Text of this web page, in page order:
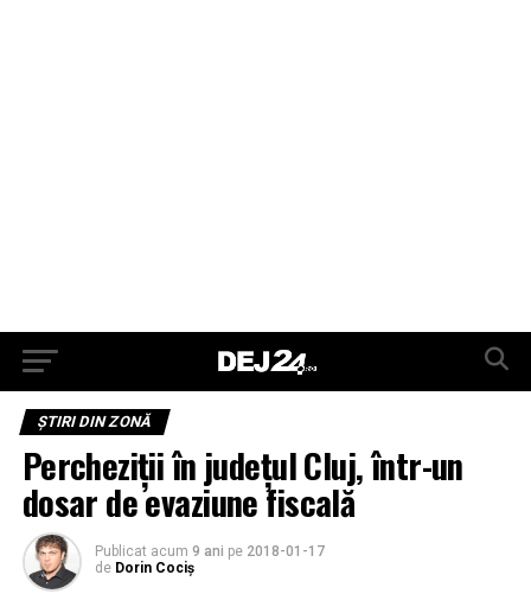
ŞTIRI DIN ZONĂ
Percheziții în județul Cluj, într-un
dosar de evaziune fiscală
Publicat acum 9 ani pe 2018-01-17
de Dorin Cociș